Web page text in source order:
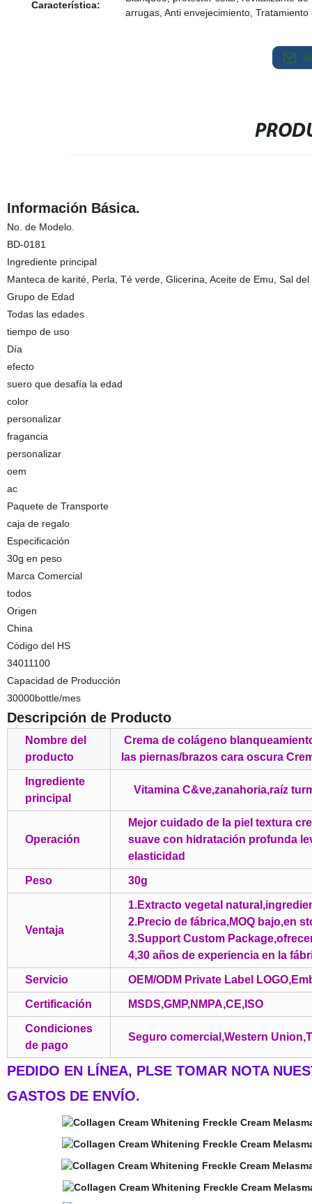
Característica:
arrugas, Anti envejecimiento, Tratamiento
Información Básica.
No. de Modelo.
BD-0181
Ingrediente principal
Manteca de karité, Perla, Té verde, Glicerina, Aceite de Emu, Sal
Grupo de Edad
Todas las edades
tiempo de uso
Día
efecto
suero que desafía la edad
color
personalizar
fragancia
personalizar
oem
ac
Paquete de Transporte
caja de regalo
Especificación
30g en peso
Marca Comercial
todos
Origen
China
Código del HS
34011100
Capacidad de Producción
30000bottle/mes
Descripción de Producto
Nombre del
producto
Crema de colágeno
las piernas/brazos cara oscura
Ingrediente
principal
Vitamina C&ve,zanahoria,raíz
Operación
Mejor cuidado de la piel textura
suave con hidratación profunda
elasticidad
Peso 30g
Ventaja
1.Extracto vegetal
2.Precio de fábrica,MOQ bajo,en
3.Support Custom
4,30 años de experiencia en la
Servicio OEM/ODM Private Label
Certificación MSDS,GMP,NMPA,CE,ISO
Condiciones
de pago
Seguro comercial,Western
PEDIDO EN LÍNEA, PLSE TOMAR NOTA
GASTOS DE ENVÍO.